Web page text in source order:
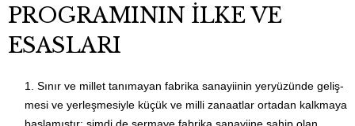
PROGRAMININ İLKE VE
ESASLARI
Sınır ve millet tanımayan fabrika sanayiinin yeryüzünde geliş­
mesi ve yerleşmesiyle küçük ve milli zanaatlar ortadan kalk­maya